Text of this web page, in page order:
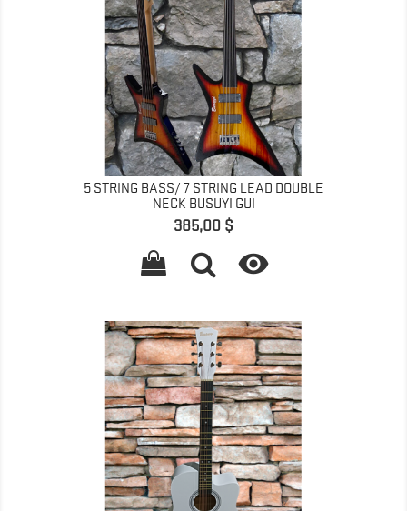
5 STRING BASS/ 7 STRING LEAD DOUBLE
NECK BUSUYI GUI
Prix
385,00 $
